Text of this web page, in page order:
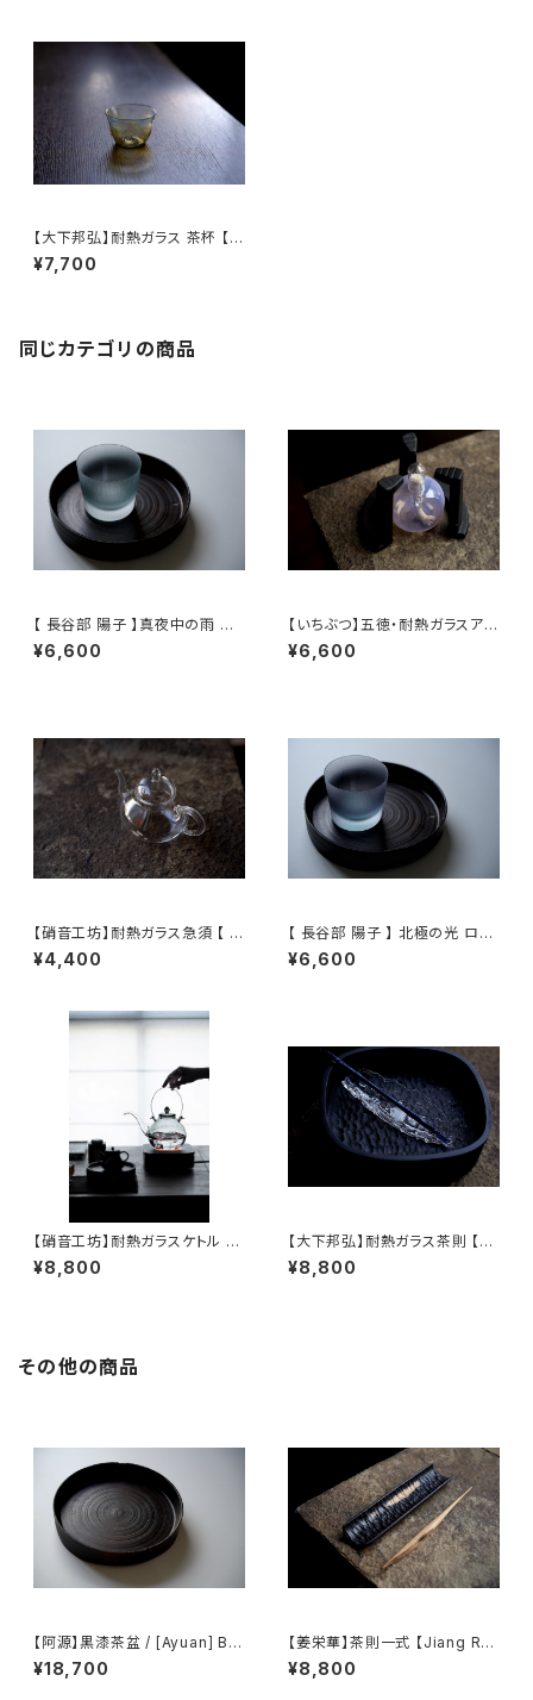
【大下邦弘】耐熱ガラス 茶杯 【O
shitaKunihiro】Heat-resista
nt glass teacup
¥7,700
同じカテゴリの商品
【 長谷部 陽子 】真夜中の雨 ロ
ックグラス / 【 Yoko Hasebe
】Whisky Tumbler
¥6,600
【いちぶつ】五徳・耐熱ガラスアル
コールランプ 一式 /【 ichibutu
】Trivet & Heat-resistant Gl
¥6,600
【硝音工坊】耐熱ガラス急須 【 S
hione Studio】Borosilicate
glass teapot
¥4,400
【 長谷部 陽子 】 北極の光 ロッ
クグラス / 【 Yoko Hasebe 】
Whisky Tumbler
¥6,600
【硝音工坊】耐熱ガラスケトル 【
Shione Studio】Heat-resist
ant Glass Kettle
¥8,800
【大下邦弘】耐熱ガラス茶則 【O
shitaKunihiro】Tea Scoop
¥8,800
その他の商品
【阿源】黒漆茶盆 / [Ayuan] Bla
ck Lacquer Tea Tray
¥18,700
【姜栄華】茶則一式 【Jiang Ro
nghua】A complete tea tray
set
¥8,800